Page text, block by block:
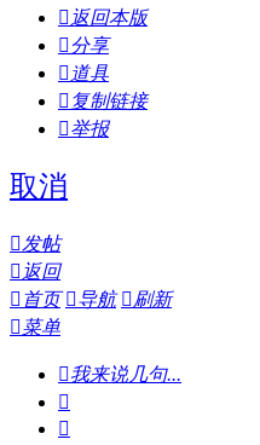
 返回本版
分享
 道具
 复制链接
举报
取消
发帖
 返回
 首页 导航 刷新
菜单
我来说几句...

